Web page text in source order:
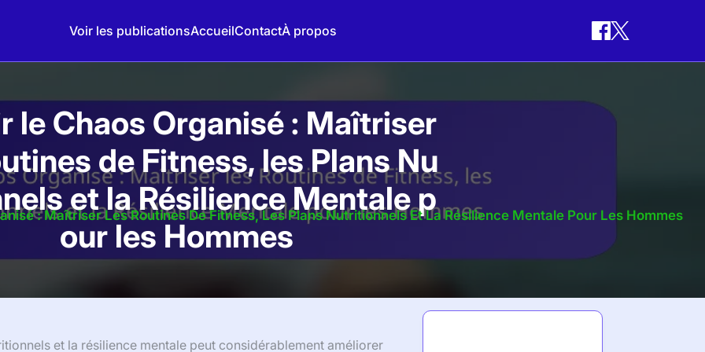
Voir les publicationsAccueilContactÀ propos
le Chaos Organisé : Maîtriser
de Fitness, les Plans Nu
et la Résilience Mentale p
our les Hommes
: Maîtriser Les Routines De Fitness, Les Plans Nutritionnels Et La Résilience Mentale Pour Les Hommes
et la résilience mentale peut considérablement améliorer